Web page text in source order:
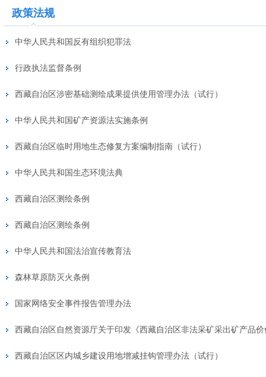
政策法规
中华人民共和国反有组织犯罪法
行政执法监督条例
西藏自治区涉密基础测绘成果提供使用管理办法（试行）
中华人民共和国矿产资源法实施条例
西藏自治区临时用地生态修复方案编制指南（试行）
中华人民共和国生态环境法典
西藏自治区测绘条例
西藏自治区测绘条例
中华人民共和国法治宣传教育法
森林草原防灭火条例
国家网络安全事件报告管理办法
西藏自治区区内城乡建设用地增减挂钩管理办法（试行）